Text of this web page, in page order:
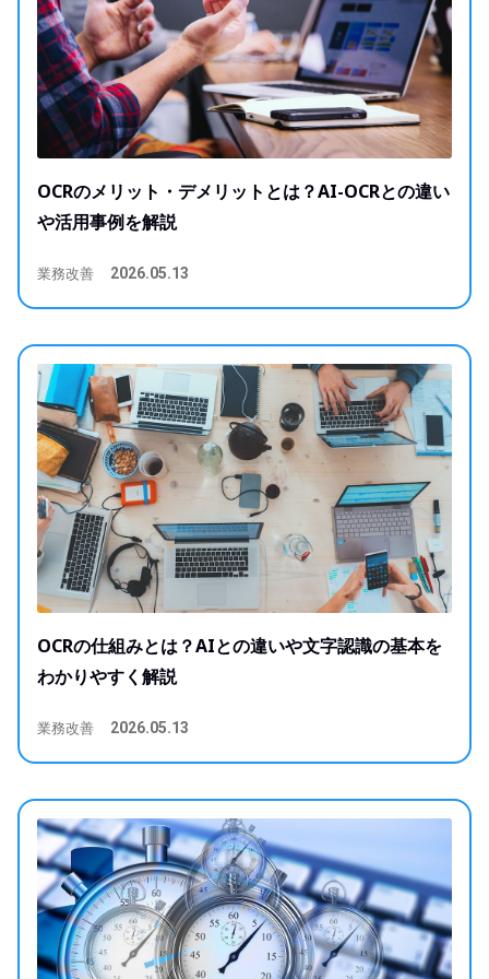
OCRのメリット・デメリットとは？AI-OCRとの違い
や活用事例を解説
業務改善 2026.05.13
OCRの仕組みとは？AIとの違いや文字認識の基本を
わかりやすく解説
業務改善 2026.05.13